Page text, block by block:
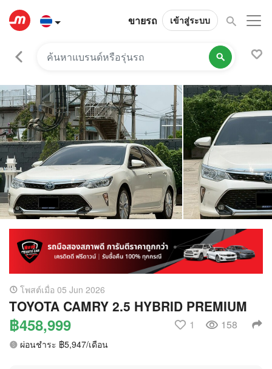
ขายรถ เข้าสู่ระบบ
โพสต์เมื่อ 05 Jun 2026
TOYOTA CAMRY 2.5 HYBRID PREMIUM
฿458,999 1 158
ผ่อนชำระ ฿5,947/เดือน